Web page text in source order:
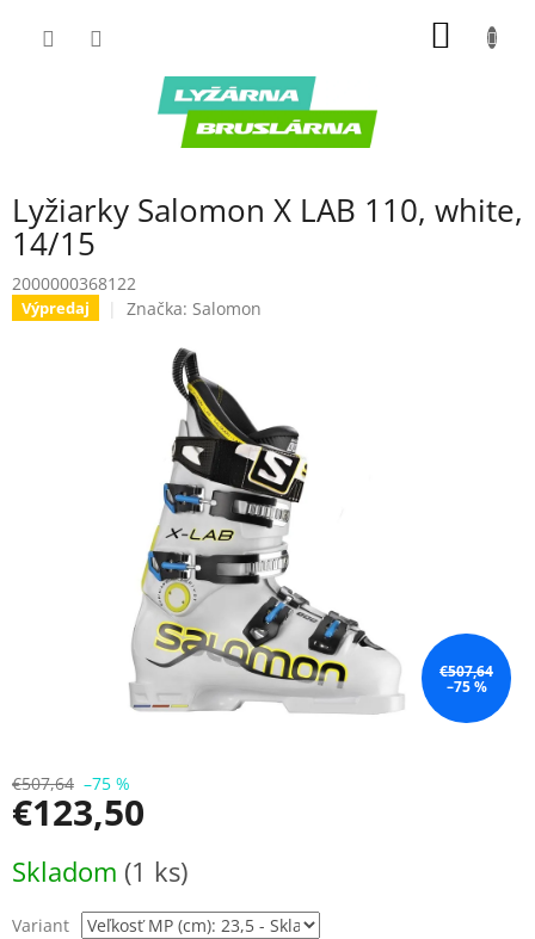
Lyžiarky Salomon X LAB 110, white,
14/15
2000000368122
Výpredaj Značka: Salomon
€507,64
–75 %
€507,64 –75 %
€123,50
cena:
Skladom (1 ks)
Variant